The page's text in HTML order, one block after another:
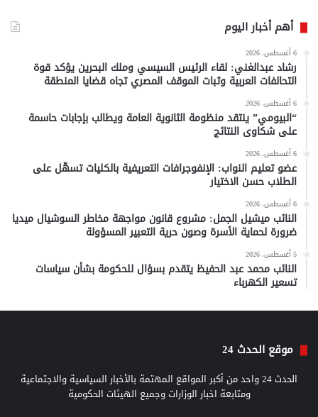
أهم أخبار اليوم
6 أغسطس، 2026
رشاد عبدالغني: لقاء الرئيس السيسي وملك البحرين يؤكد قوة
التحالفات العربية وثبات الموقف المصري تجاه قضايا المنطقة
6 أغسطس، 2026
“البيومي” ينتقد منظومة الثانوية العامة ويطالب بإجابات حاسمة
على شكاوى النتائج
6 أغسطس، 2026
عضو تعليم النواب: الإنفوجرافات التعريفية بالكليات تسهّل على
الطلاب حسن الاختيار
6 أغسطس، 2026
النائب ميشيل الجمل: مشروع قانون مواجهة مخاطر السوشيال ميديا
ضرورة لحماية الأسرة وصون حرية التعبير المسؤولة
5 أغسطس، 2026
النائب محمد عبد الحفيظ يتقدم بسؤال للحكومة بشأن سياسات
تسعير الكهرباء
موقع الحدث 24
الحدث 24 واحد من أكبر المواقع المهتمة بالأخبار السياسية والاجتماعية
ومتابعة اخبار الوزارات وجميع الهيئات الحكومية